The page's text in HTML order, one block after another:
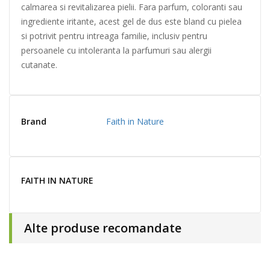
calmarea si revitalizarea pielii. Fara parfum, coloranti sau
ingrediente iritante, acest gel de dus este bland cu pielea
si potrivit pentru intreaga familie, inclusiv pentru
persoanele cu intoleranta la parfumuri sau alergii
cutanate.
Brand Faith in Nature
FAITH IN NATURE
Alte produse recomandate